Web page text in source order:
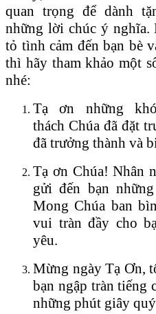
quan trọng để dành
những lời chúc ý nghĩa.
tỏ tình cảm đến bạn bè
thì hãy tham khảo một
nhé:
Tạ ơn những
thách Chúa đã đặt
đã trưởng thành và
Tạ ơn Chúa! Nhân
gửi đến bạn
Mong Chúa ban
vui tràn đầy cho
yêu.
Mừng ngày Tạ Ơn,
bạn ngập tràn tiếng
những phút giây